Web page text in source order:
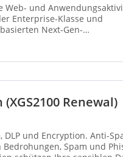
Web- und
Enterprise-Klasse und
Next-Gen-
Renewal)
und Encryption. Anti-
Spam und